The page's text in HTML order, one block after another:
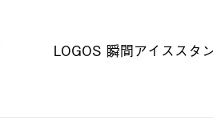
LOGOS 瞬間アイススタ